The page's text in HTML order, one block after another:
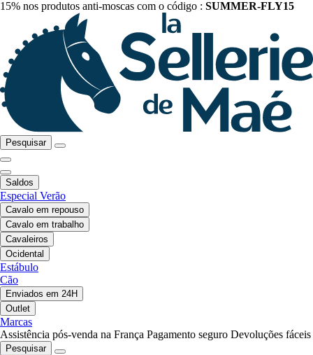
15% nos produtos anti-moscas com o código : SUMMER-FLY15
Pesquisar
Saldos
Especial Verão
Cavalo em repouso
Cavalo em trabalho
Cavaleiros
Ocidental
Estábulo
Cão
Enviados em 24H
Outlet
Marcas
Assistência pós-venda na França Pagamento seguro Devoluções fáceis
Pesquisar